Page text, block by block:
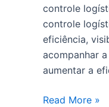
controle
controle
eficiência,
acompanhar
aumentar a
Read More »